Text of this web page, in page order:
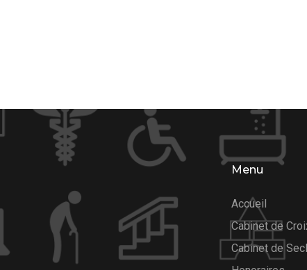
Menu
Accueil
Cabinet de
Cabinet de